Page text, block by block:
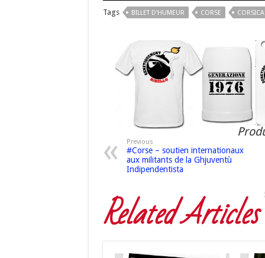
Tags BILLET D'HUMEUR CORSE CORSICA
Previous
#Corse – soutien internationaux
aux militants de la Ghjuventù
Indipendentista
Related Articles